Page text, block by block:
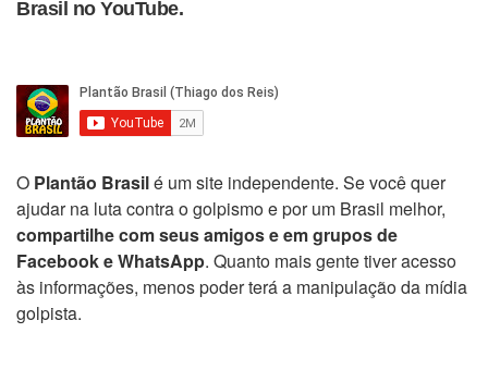
Brasil no YouTube.
O Plantão Brasilé um site independente. Se você quer
ajudar na luta contra o golpismo e por um Brasil melhor,
compartilhe com seus amigos e em grupos de
Facebook e WhatsApp. Quanto mais gente tiver acesso
às informações, menos poder terá a manipulação da mídia
golpista.